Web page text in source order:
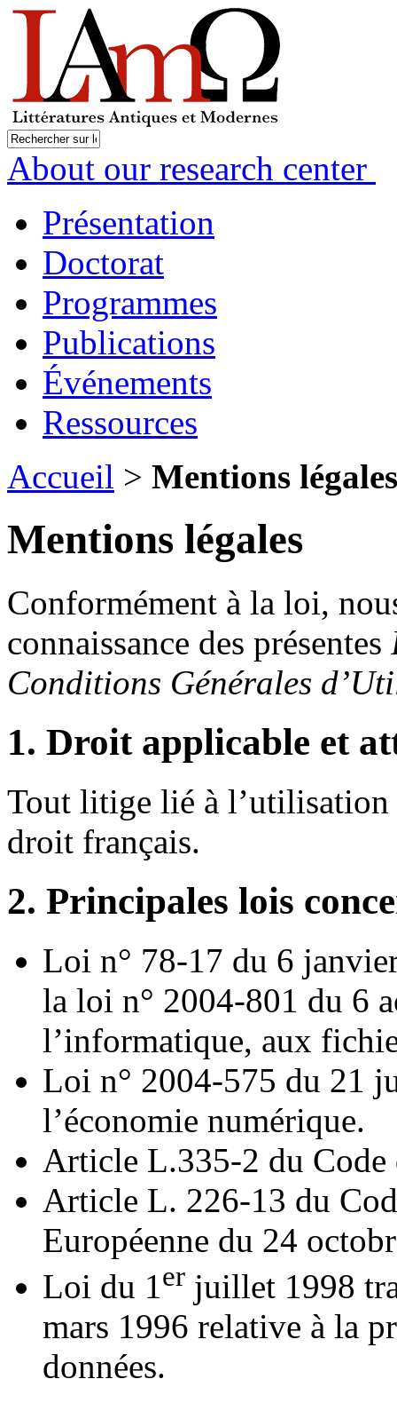
About our research center
Présentation
Doctorat
Programmes
Publications
Événements
Ressources
Accueil > Mentions légales
Mentions légales
Conformément à la loi,
connaissance des présentes
Conditions Générales
1. Droit applicable et
Tout litige lié à
droit français.
2. Principales lois
Loi n° 78-17 du 6
la loi n° 2004-801 du 6
l’informatique, aux
Loi n° 2004-575 du 21
l’économie numérique.
Article L.335-2 du
Article L. 226-13 du
Européenne du 24
Loi du 1 er juillet 1998
mars 1996 relative à la
données.